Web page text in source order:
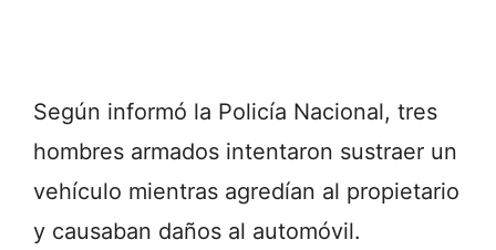
Según informó la Policía Nacional, tres
hombres armados intentaron sustraer un
vehículo mientras agredían al propietario
y causaban daños al automóvil.